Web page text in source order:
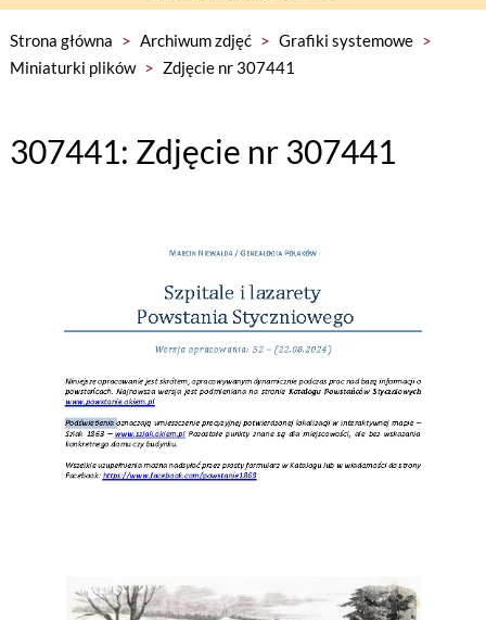
Strona główna > Archiwum zdjęć > Grafiki systemowe >
Miniaturki plików > Zdjęcie nr 307441
307441: Zdjęcie nr 307441